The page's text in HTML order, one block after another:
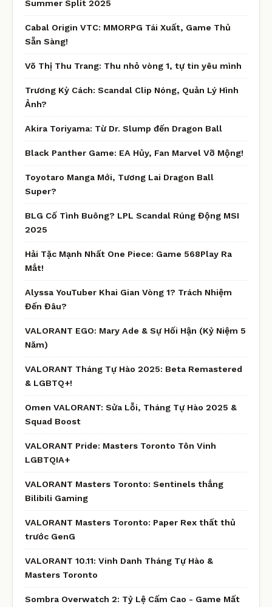
Summer Split 2025
Cabal Origin VTC: MMORPG Tái Xuất, Game Thủ
Sẵn Sàng!
Võ Thị Thu Trang: Thu nhỏ vòng 1, tự tin yêu mình
Trương Kỳ Cách: Scandal Clip Nóng, Quản Lý Hình
Ảnh?
Akira Toriyama: Từ Dr. Slump đến Dragon Ball
Black Panther Game: EA Hủy, Fan Marvel Vỡ Mộng!
Toyotaro Manga Mới, Tương Lai Dragon Ball
Super?
BLG Cố Tình Buông? LPL Scandal Rúng Động MSI
2025
Hải Tặc Mạnh Nhất One Piece: Game 568Play Ra
Mắt!
Alyssa YouTuber Khai Gian Vòng 1? Trách Nhiệm
Đến Đâu?
VALORANT EGO: Mary Ade & Sự Hối Hận (Kỷ Niệm 5
Năm)
VALORANT Tháng Tự Hào 2025: Beta Remastered
& LGBTQ+!
Omen VALORANT: Sửa Lỗi, Tháng Tự Hào 2025 &
Squad Boost
VALORANT Pride: Masters Toronto Tôn Vinh
LGBTQIA+
VALORANT Masters Toronto: Sentinels thắng
Bilibili Gaming
VALORANT Masters Toronto: Paper Rex thất thủ
trước GenG
VALORANT 10.11: Vinh Danh Tháng Tự Hào &
Masters Toronto
Sombra Overwatch 2: Tỷ Lệ Cấm Cao - Game Mất